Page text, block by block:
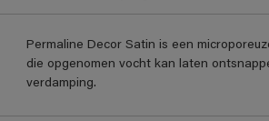
Permaline Decor Satin is een
die opgenomen vocht kan laten
verdamping.